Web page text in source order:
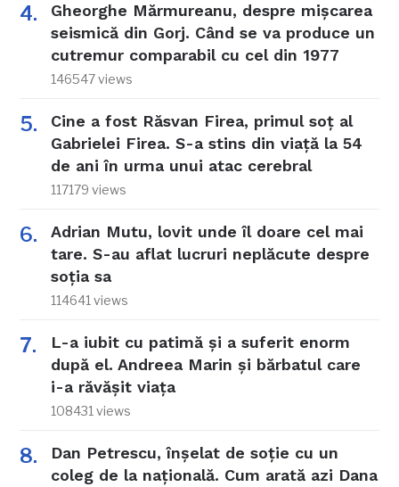
Gheorghe Mărmureanu, despre mișcarea
seismică din Gorj. Când se va produce un
cutremur comparabil cu cel din 1977
146547 views
Cine a fost Răsvan Firea, primul soț al
Gabrielei Firea. S-a stins din viață la 54
de ani în urma unui atac cerebral
117179 views
Adrian Mutu, lovit unde îl doare cel mai
tare. S-au aflat lucruri neplăcute despre
soția sa
114641 views
L-a iubit cu patimă și a suferit enorm
după el. Andreea Marin și bărbatul care
i-a răvășit viața
108431 views
Dan Petrescu, înșelat de soție cu un
coleg de la națională. Cum arată azi Dana